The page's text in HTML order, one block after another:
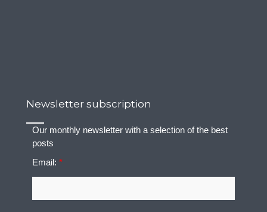
Newsletter subscription
Our monthly newsletter with a selection of the best
posts
Email:*